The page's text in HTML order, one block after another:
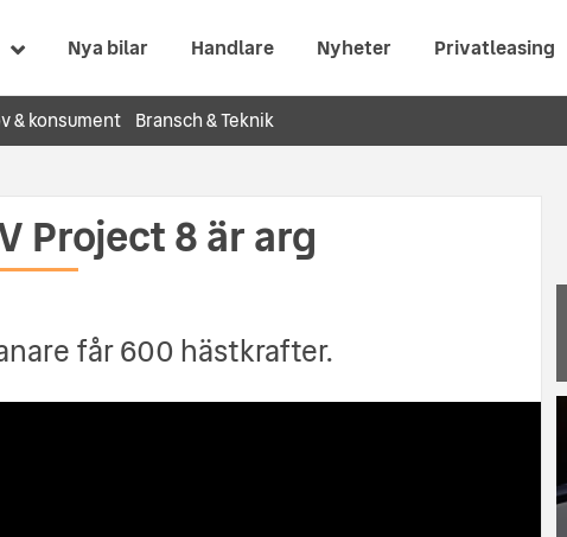
Nya bilar Handlare Nyheter Privatleasing
& konsument Bransch & Teknik
Project 8 är arg
får 600 hästkrafter.